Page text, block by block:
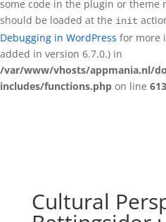
some code in the plugin or theme
should be loaded at the init
Debugging in WordPress for more
added in version 6.7.0.) in
/var/www/vhosts/appmania.nl/
includes/functions.php on line
Cultural